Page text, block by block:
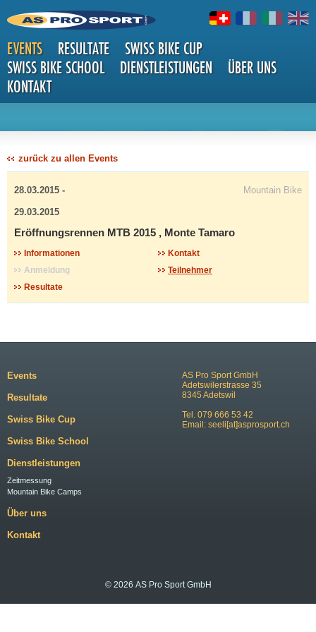
EVENTS RESULTATE
SWISS BIKE CUP
SWISS BIKE SCHOOL
DIENSTLEISTUNGEN
ÜBER UNS
KONTAKT
DETAILS
zurück zu allen Events
28.03.2015 -
29.03.2015
Mountain Bike
Eröffnungsrennen MTB 2015 , Monte Tamaro
Informationen
Kontakt
Anmeldung
Teilnehmer
Resultate
AS Pro Sport GmbH
Adetswilerstrasse 35
8345 Adetswil
Tel. 079 666 53 42
Email: seeli[at]asprosport.ch
Events
Resultate
Swiss Bike Cup
Swiss Bike School
Dienstleistungen
Zeitmessung
Mountain Bike Camps
Über uns
Kontakt
© 2026 AS Pro Sport GmbH